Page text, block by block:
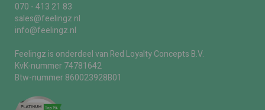
070 - 413 21 83
sales@feelingz.nl
info@feelingz.nl
Feelingz is onderdeel van Red Loyalty Concepts B.V.
KvK-nummer 74781642
Btw-nummer 860023928B01